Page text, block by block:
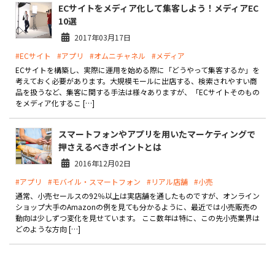
ECサイトをメディア化して集客しよう！メディアEC
10選
2017年03月17日
#ECサイト
#アプリ #オムニチャネル
#メディア
ECサイトを構築し、実際に運用を始める際に「どうやって集客するか」を
考えておく必要があります。大規模モールに出店する、検索されやすい商
品を扱うなど、集客に関する手法は様々ありますが、「ECサイトそのもの
をメディア化するこ […]
スマートフォンやアプリを用いたマーケティングで
押さえるべきポイントとは
2016年12月02日
#アプリ
#モバイル・スマートフォン #リアル店舗 #小売
通常、小売セールスの92％以上は実店舗を通したものですが、オンライン
ショップ大手のAmazonの例を見ても分かるように、最近では小売販売の
動向は少しずつ変化を見せています。 ここ数年は特に、この先小売業界は
どのような方向 […]